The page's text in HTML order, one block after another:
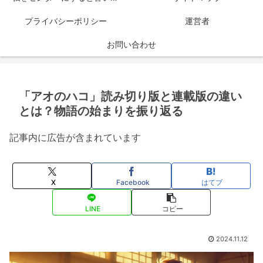
プライバシーポリシー 運営者
お問い合わせ
「アオのハコ」読み切り版と連載版の違い
とは？物語の始まりを振り返る
記事内に広告が含まれています
X Facebook はてブ
LINE コピー
2024.11.12